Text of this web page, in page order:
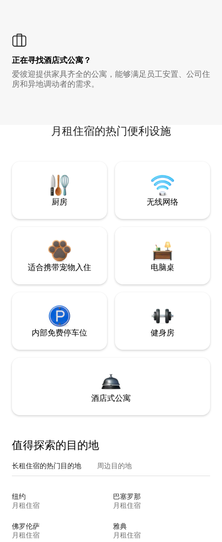
正在寻找酒店式公寓？
爱彼迎提供家具齐全的公寓，能够满足员工安置、公司住
房和异地调动者的需求。
月租住宿的热门便利设施
厨房 无线网络
适合携带宠物入住 电脑桌
内部免费停车位 健身房
酒店式公寓
值得探索的目的地
长租住宿的热门目的地 周边目的地
纽约
月租住宿
巴塞罗那
月租住宿
佛罗伦萨
月租住宿
雅典
月租住宿